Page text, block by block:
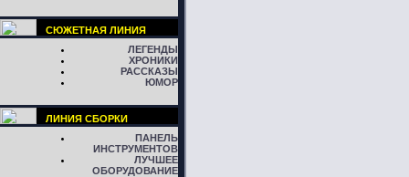
СЮЖЕТНАЯ ЛИНИЯ
ЛЕГЕНДЫ
ХРОНИКИ
РАССКАЗЫ
ЮМОР
ЛИНИЯ СБОРКИ
ПАНЕЛЬ
ИНСТРУМЕНТОВ
ЛУЧШЕЕ
ОБОРУДОВАНИЕ